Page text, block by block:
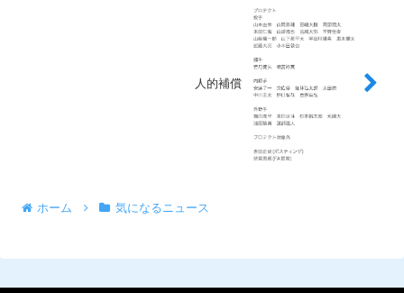
人的補償
ホーム 気になるニュース